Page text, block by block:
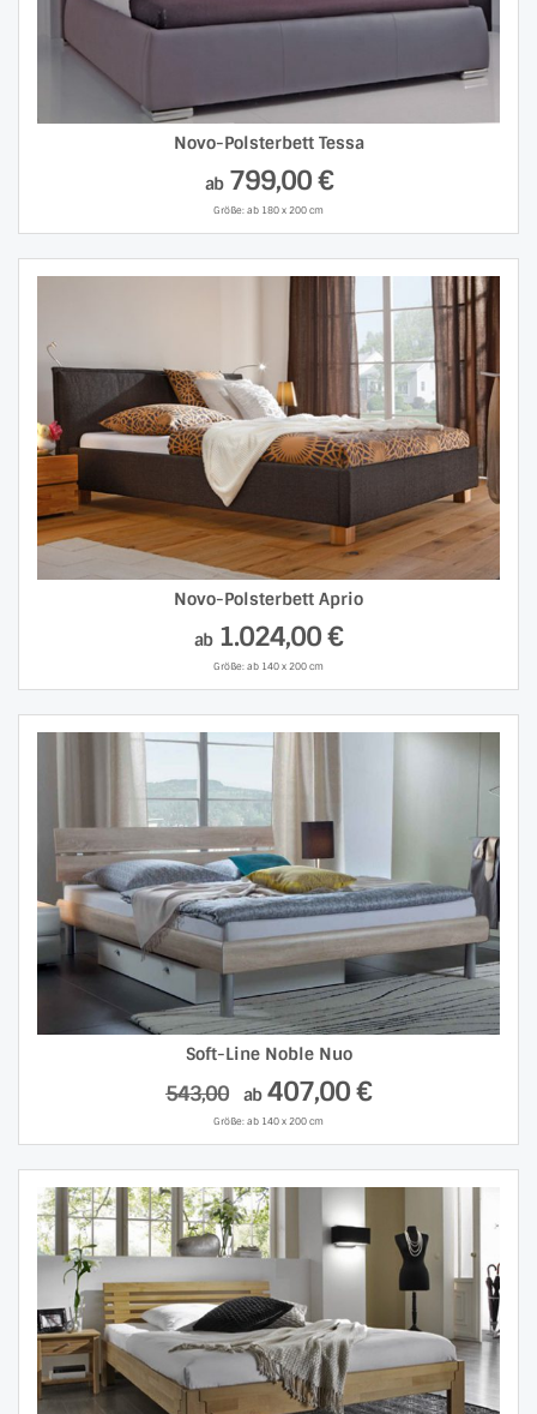
Novo-Polsterbett Tessa
ab799,00 €
Größe: ab 180 x 200 cm
Novo-Polsterbett Aprio
ab1.024,00 €
Größe: ab 140 x 200 cm
Soft-Line Noble Nuo
543,00 ab407,00 €
Größe: ab 140 x 200 cm